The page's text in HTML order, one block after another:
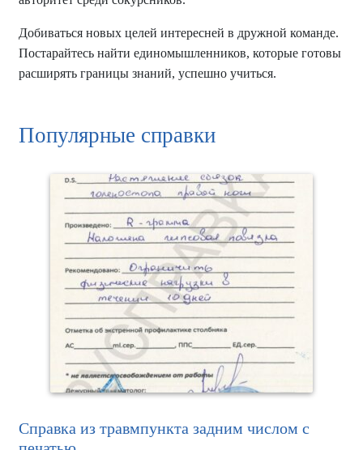
Добиваться новых целей интересней в дружной команде.
Постарайтесь найти единомышленников, которые готовы
расширять границы знаний, успешно учиться.
Популярные справки
Справка из травмпункта задним числом с